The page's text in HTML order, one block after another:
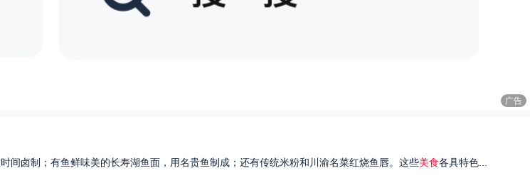
广告
卤制；有鱼鲜味美的长寿湖鱼面，用名贵鱼制成；还有传统米粉和川渝名菜红烧鱼唇。这些美食各具特色...